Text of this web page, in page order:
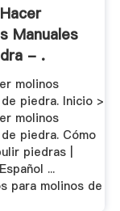
Manuales
- .
molinos
piedra. Inicio >
molinos
piedra. Cómo
piedras |
...
para molinos de